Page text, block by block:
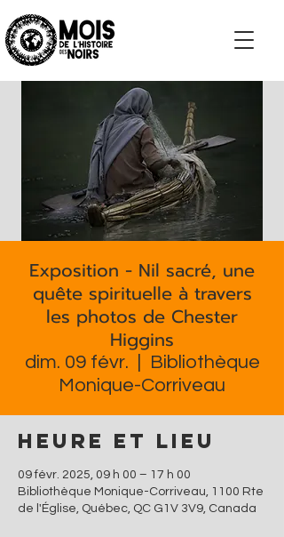
S'impliquer
Exposition - Nil sacré, une
quête spirituelle à travers
les photos de Chester
Higgins
dim. 09 févr.
Bibliothèque
Monique-Corriveau
Heure et lieu
09 févr. 2025, 09 h 00 – 17 h 00
Bibliothèque Monique-Corriveau, 1100 Rte
de l'Église, Québec, QC G1V 3V9, Canada